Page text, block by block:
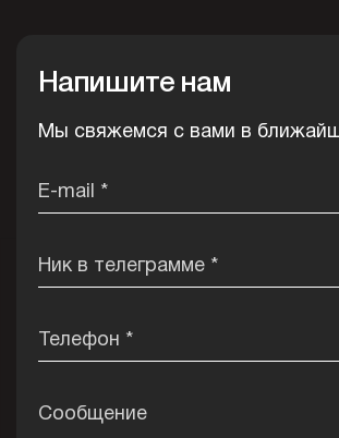
Напишите нам
Мы свяжемся с вами в